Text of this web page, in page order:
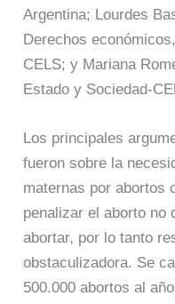
Argentina; Lourdes
Derechos
CELS; y Mariana
Estado y Sociedad-
Los principales
fueron sobre la
maternas por abortos
penalizar el aborto no
abortar, por lo tanto
obstaculizadora. Se
500.000 abortos al